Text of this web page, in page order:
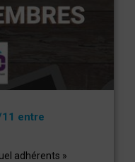
entre
adhérents »